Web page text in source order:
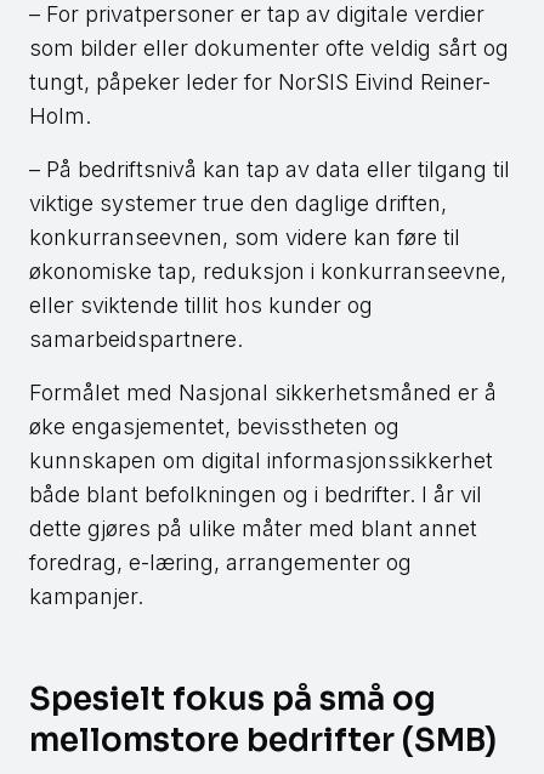
– For privatpersoner er tap av digitale verdier
som bilder eller dokumenter ofte veldig sårt og
tungt, påpeker leder for NorSIS Eivind Reiner-
Holm.
– På bedriftsnivå kan tap av data eller tilgang til
viktige systemer true den daglige driften,
konkurranseevnen, som videre kan føre til
økonomiske tap, reduksjon i konkurranseevne,
eller sviktende tillit hos kunder og
samarbeidspartnere.
Formålet med Nasjonal sikkerhetsmåned er å
øke engasjementet, bevisstheten og
kunnskapen om digital informasjonssikkerhet
både blant befolkningen og i bedrifter. I år vil
dette gjøres på ulike måter med blant annet
foredrag, e-læring, arrangementer og
kampanjer.
Spesielt fokus på små og
mellomstore bedrifter (SMB)